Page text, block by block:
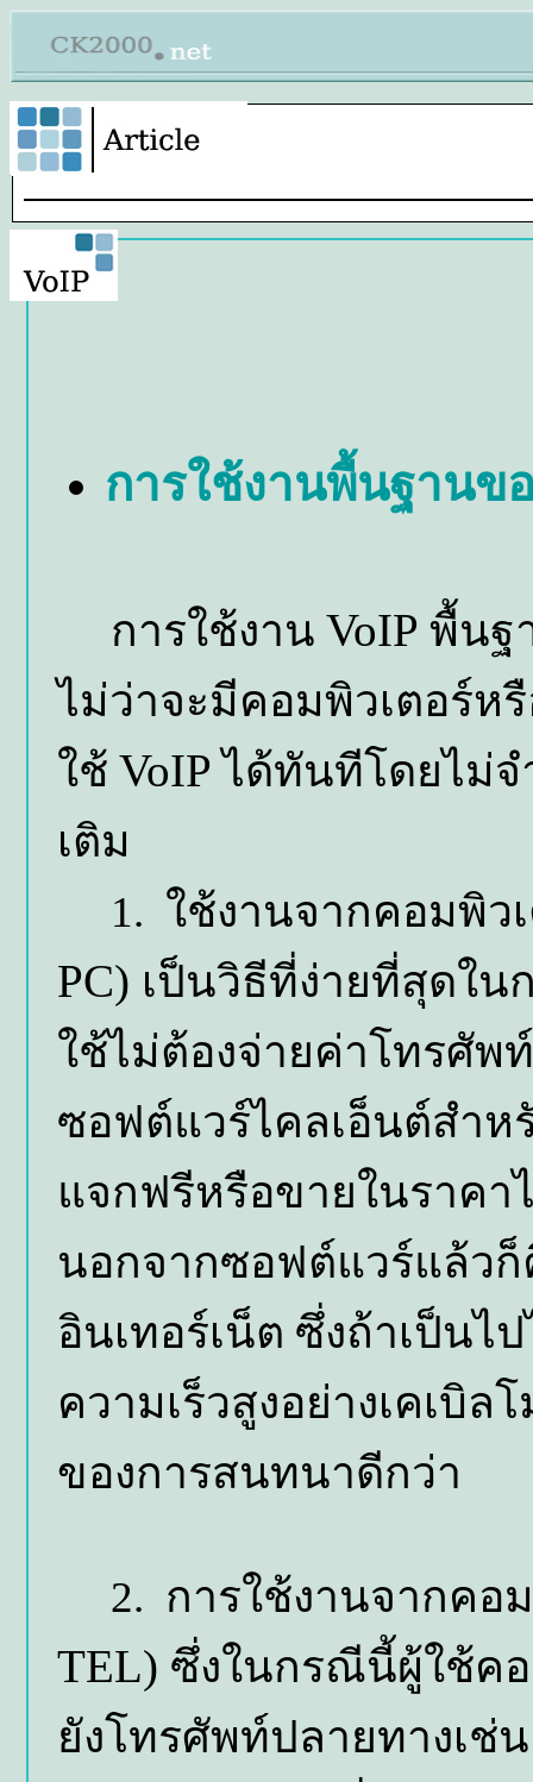
การใช้งานพื้นฐานข
การใช้งาน VoIP พื้นฐ
ไม่ว่าจะมีคอมพิวเตอร์ห
ใช้ VoIPได้ทันทีโดยไม่จ
เติม
1. ใช้งานจากคอมพิวเ
PC) เป็นวิธีที่ง่ายที่สุดใน
ใช้ไม่ต้องจ่ายค่าโทรศัพ
ซอฟต์แวร์ไคลเอ็นต์สำห
แจกฟรีหรือขายในราค
นอกจากซอฟต์แวร์แล้ว
อินเทอร์เน็ต ซึ่งถ้าเป็นไ
ความเร็วสูงอย่างเคเบิล
ของการสนทนาดีกว่า
2. การใช้งานจากคอ
TEL) ซึ่งในกรณีนี้ผู้ใช้ค
ยังโทรศัพท์ปลายทางเช่